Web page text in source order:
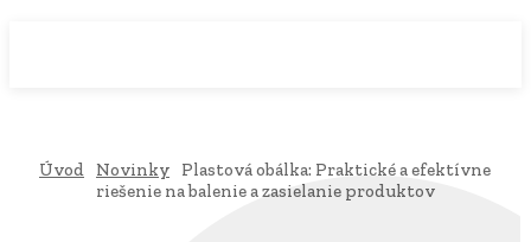
Úvod Novinky
Plastová obálka: Praktické a efektívne
riešenie na balenie a zasielanie produktov